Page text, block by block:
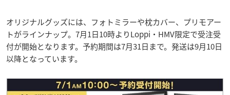
オリジナルグッズには、フォトミラーや枕カバー、プリモアー
トがラインナップ。7月1日10時よりLoppi・HMV限定で受注受
付が開始となります。予約期間は7月31日まで。発送は9月10日
以降となっています。